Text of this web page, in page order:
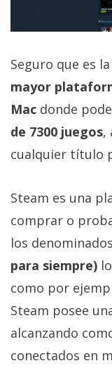
Seguro que es
mayor
Mac donde
de 7300 juegos,
cualquier título
Steam es una
comprar o
los denominados
para siempre)
como por
Steam posee
alcanzando
conectados en